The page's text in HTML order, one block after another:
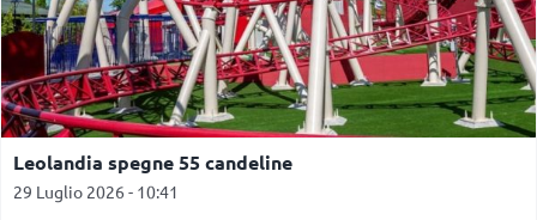
Leolandia spegne 55 candeline
29 Luglio 2026 - 10:41